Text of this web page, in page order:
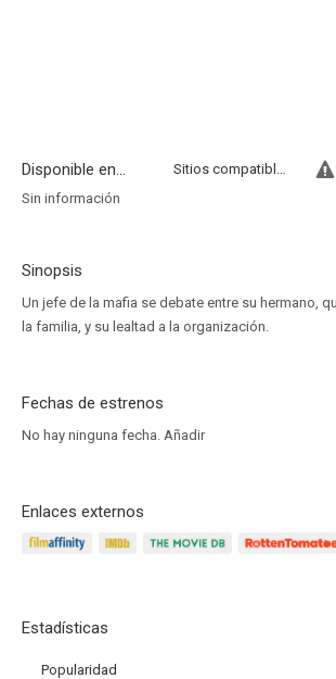
Disponible en...
Sitios compatibles
Sin información
Sinopsis
Un jefe de la mafia se debate entre su hermano,
la familia, y su lealtad a la organización.
Fechas de estrenos
No hay ninguna fecha. Añadir
Enlaces externos
Estadísticas
Popularidad